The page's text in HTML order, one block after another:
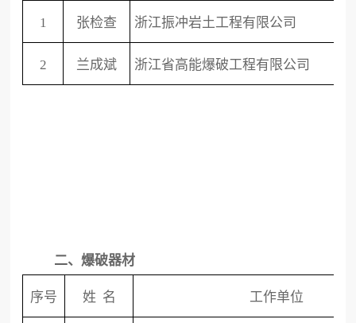
1 张检查 浙江振冲岩土工程有限公司
2 兰成斌 浙江省高能爆破工程有限公司
二、爆破器材
序号 姓 名 工作单位